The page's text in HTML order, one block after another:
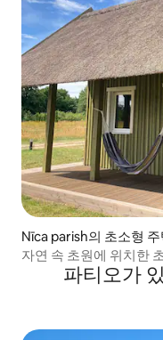
Nīca parish의 초소형 주
자연 속 초원에 위치한
파티오가